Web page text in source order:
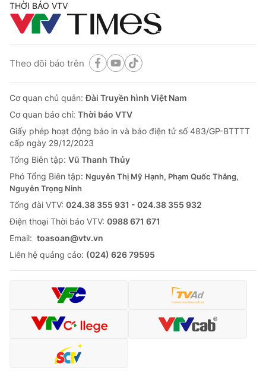
THỜI BÁO VTV
Theo dõi báo trên
Cơ quan chủ quản:Đài Truyền hình Việt Nam
Cơ quan báo chí: Thời báo VTV
Giấy phép hoạt động báo in và báo điện tử số 483/GP-BTTTT
cấp ngày 29/12/2023
Tổng Biên tập: Vũ Thanh Thủy
Phó Tổng Biên tập: Nguyễn Thị Mỹ Hạnh, Phạm Quốc Thắng,
Nguyễn Trọng Ninh
Tổng đài VTV: 024.38 355 931 - 024.38 355 932
Ðiện thoại Thời báo VTV: 0988 671 671
Email: toasoan@vtv.vn
Liên hệ quảng cáo: (024) 626 79595